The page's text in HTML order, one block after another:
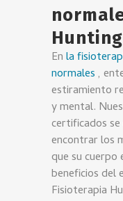
Enla
normales ,
estiramiento
y mental.
certificados
encontrar los
que su
beneficios del
Fisioterapia